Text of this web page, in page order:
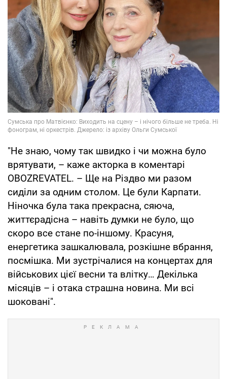
"Не знаю, чому так швидко і чи можна було
врятувати, – каже акторка в коментарі
OBOZREVATEL. – Ще на Різдво ми разом
сиділи за одним столом. Це були Карпати.
Ніночка була така прекрасна, сяюча,
життєрадісна – навіть думки не було, що
скоро все стане по-іншому. Красуня,
енергетика зашкалювала, розкішне вбрання,
посмішка. Ми зустрічалися на концертах для
військових цієї весни та влітку… Декілька
місяців – і отака страшна новина. Ми всі
шоковані".